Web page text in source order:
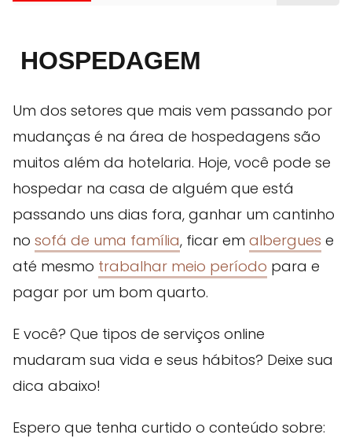
HOSPEDAGEM
Um dos setores que mais vem passando por
mudanças é na área de hospedagens são
muitos além da hotelaria. Hoje, você pode se
hospedar na casa de alguém que está
passando uns dias fora, ganhar um cantinho
no sofá de uma família, ficar em albergues e
até mesmo trabalhar meio período para e
pagar por um bom quarto.
E você? Que tipos de serviços online
mudaram sua vida e seus hábitos? Deixe sua
dica abaixo!
Espero que tenha curtido o conteúdo sobre: